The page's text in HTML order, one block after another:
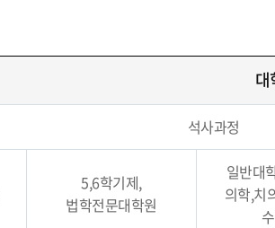
대
석사과정
5,6학기제,
법학전문대학원
일반대
의학,치